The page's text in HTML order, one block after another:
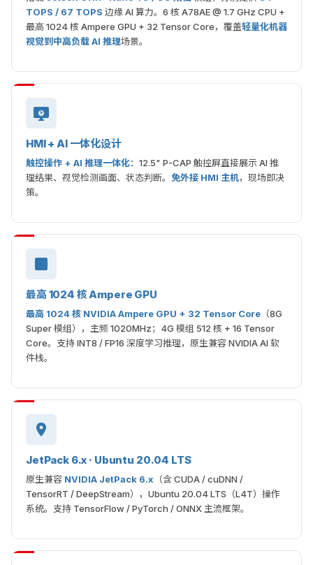
TOPS / 67 TOPS 边缘 AI 算力。6 核 A78AE @ 1.7 GHz CPU +
最高 1024 核 Ampere GPU + 32 Tensor Core，覆盖轻量化机器
视觉到中高负载 AI 推理场景。
HMI + AI 一体化设计
触控操作 + AI 推理一体化：12.5" P-CAP 触控屏直接展示 AI 推
理结果、视觉检测画面、状态判断。 免外接 HMI 主机，现场即决
策。
最高 1024 核 Ampere GPU
最高 1024 核 NVIDIA Ampere GPU + 32 Tensor Core （8G
Super 模组），主频 1020MHz；4G 模组 512 核 + 16 Tensor
Core。支持 INT8 / FP16 深度学习推理，原生兼容 NVIDIA AI 软
件栈。
JetPack 6.x · Ubuntu 20.04 LTS
原生兼容 NVIDIA JetPack 6.x （含 CUDA / cuDNN /
TensorRT / DeepStream），Ubuntu 20.04 LTS（L4T）操作
系统。支持 TensorFlow / PyTorch / ONNX 主流框架。